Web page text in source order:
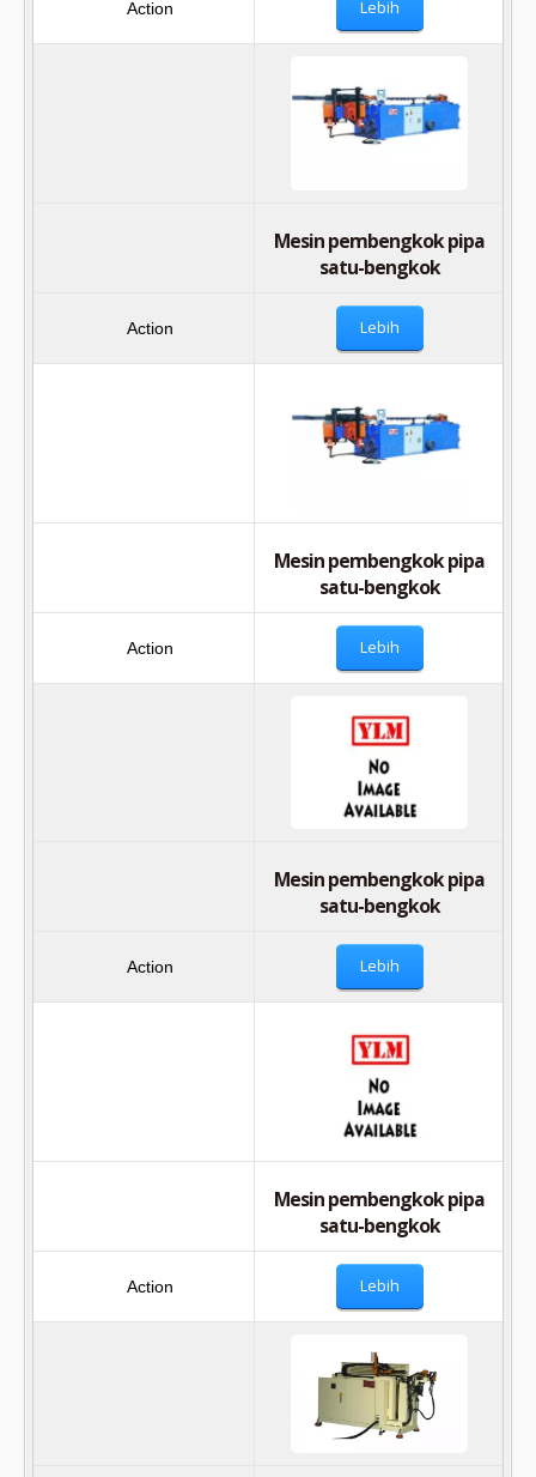
Lebih
Mesin pembengkok pipa
satu-bengkok
Lebih
Mesin pembengkok pipa
satu-bengkok
Lebih
Mesin pembengkok pipa
satu-bengkok
Lebih
Mesin pembengkok pipa
satu-bengkok
Lebih